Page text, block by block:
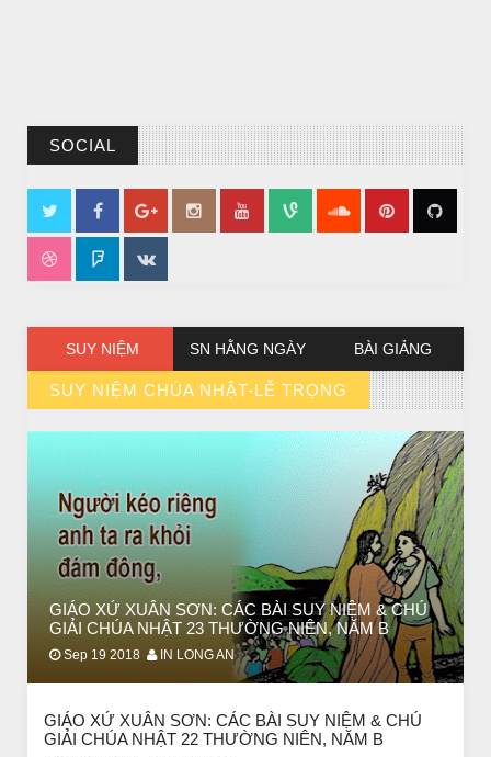
SOCIAL
SUY NIỆM SN HẰNG NGÀY BÀI GIẢNG
SUY NIỆM CHÚA NHẬT-LỄ TRỌNG
// VIEW MORE BY SUY NIỆM CHÚA NHẬT-LỄ TRỌNG
GIÁO XỨ XUÂN SƠN: CÁC BÀI SUY NIỆM & CHÚ
GIẢI CHÚA NHẬT 23 THƯỜNG NIÊN, NĂM B
Sep 19 2018 IN LONG AN
GIÁO XỨ XUÂN SƠN: CÁC BÀI SUY NIỆM & CHÚ
GIẢI CHÚA NHẬT 22 THƯỜNG NIÊN, NĂM B
NGƯỜI GIÀU THỰC SỰ
CHUYỆN Ý NGHĨA
CÔ BÉ BÁN DIÊM